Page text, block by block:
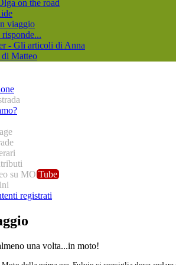
on the road
viaggio
- Gli articoli di Anna
di Matteo
su MO Tube
registrati
una volta...in moto!